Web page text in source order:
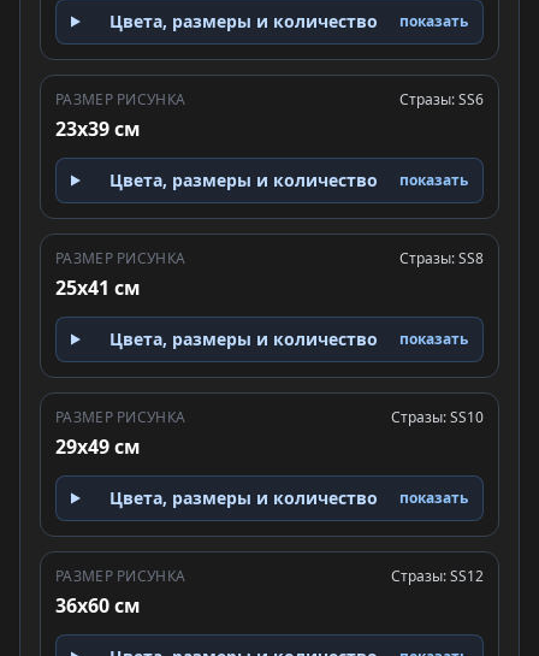
Цвета, размеры и количество показать
РАЗМЕР РИСУНКА
23x39 см
Стразы: SS6
Цвета, размеры и количество показать
РАЗМЕР РИСУНКА
25x41 см
Стразы: SS8
Цвета, размеры и количество показать
РАЗМЕР РИСУНКА
29x49 см
Стразы: SS10
Цвета, размеры и количество показать
РАЗМЕР РИСУНКА
36x60 см
Стразы: SS12